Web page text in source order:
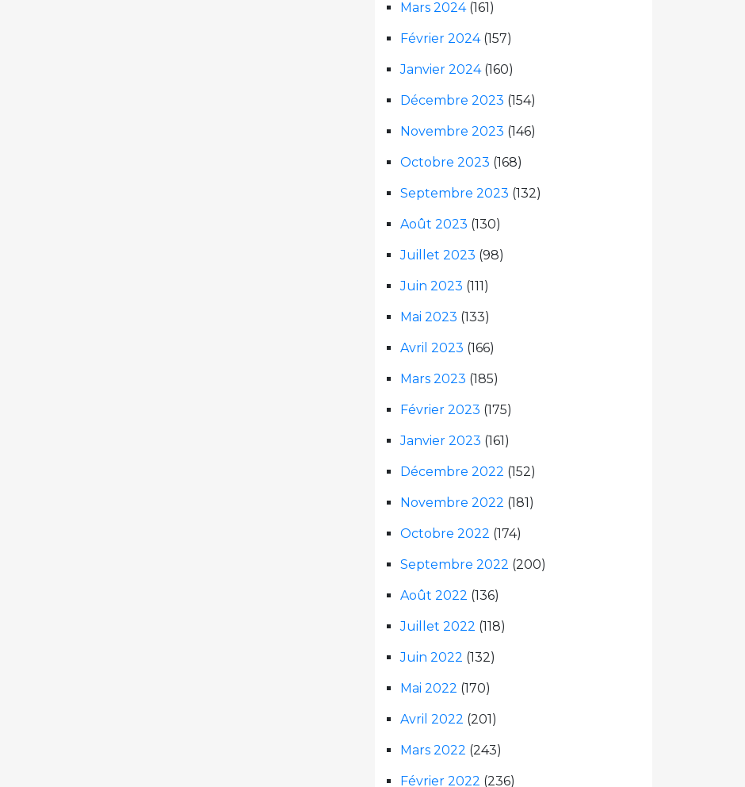
Mars 2024(161)
Février 2024(157)
Janvier 2024(160)
Décembre 2023 (154)
Novembre 2023 (146)
Octobre 2023 (168)
Septembre 2023 (132)
Août 2023 (130)
Juillet 2023 (98)
Juin 2023 (111)
Mai 2023 (133)
Avril 2023 (166)
Mars 2023 (185)
Février 2023 (175)
Janvier 2023 (161)
Décembre 2022 (152)
Novembre 2022 (181)
Octobre 2022 (174)
Septembre 2022 (200)
Août 2022 (136)
Juillet 2022 (118)
Juin 2022 (132)
Mai 2022 (170)
Avril 2022 (201)
Mars 2022 (243)
Février 2022 (236)